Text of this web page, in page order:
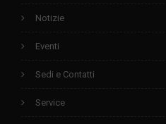
Notizie
Eventi
Sedi e Contatti
Service